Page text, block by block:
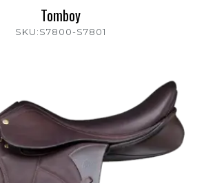
Tomboy
SKU:S7800-S7801